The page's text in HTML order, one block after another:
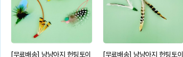
[무료배송] 냥냥아지 헌팅토이
[무료배송] 냥냥아지 헌팅토이